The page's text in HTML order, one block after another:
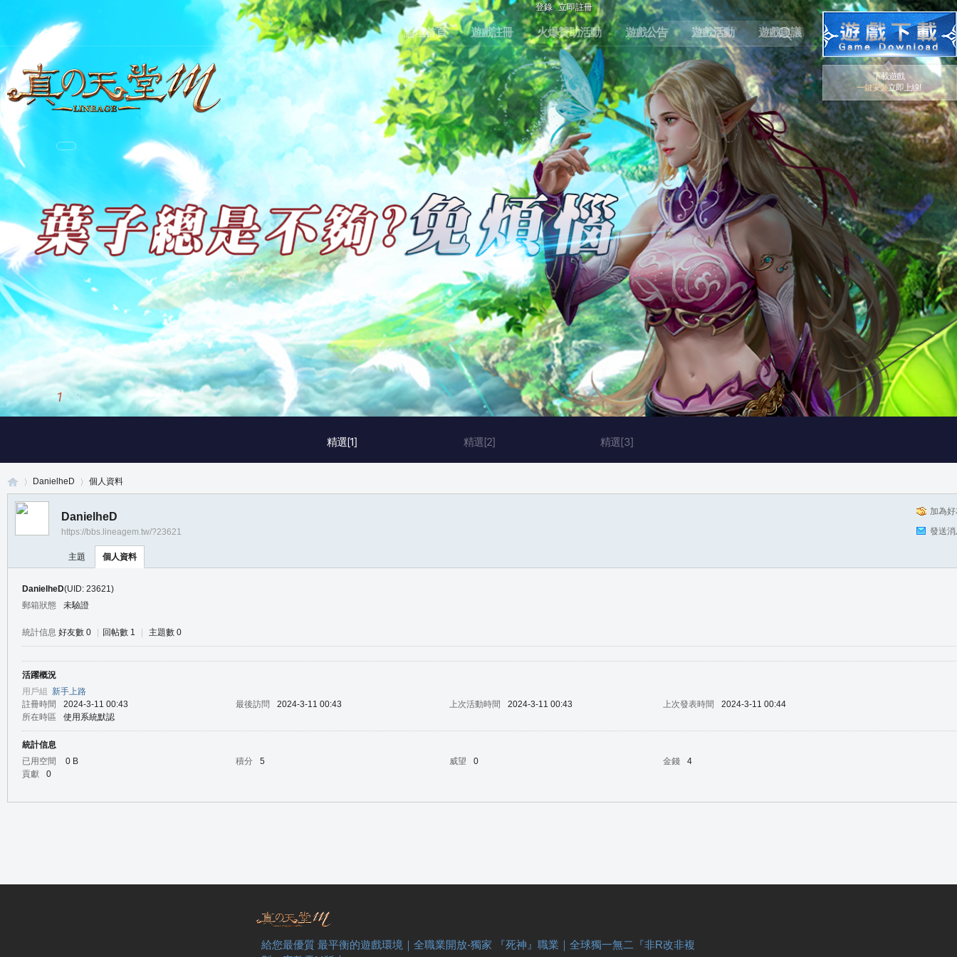
登錄 立即註冊
論壇首頁 遊戲註冊 火爆贊助活動 遊戲公告 遊戲活動 遊戲建議
下載遊戲
一鍵安裝立即上線!
精選[1] 精選[2] 精選[3]
1 / 3
DanielheD 個人資料
加為
發送
DanielheD
https://bbs.lineagem.tw/?23621
主題 個人資料
DanielheD(UID: 23621)
郵箱狀態
未驗證
統計信息 好友數 0 回帖數 1 主題數 0
活躍概況
用戶組 新手上路
註冊時間
2024-3-11 00:43 最後訪問 2024-3-11 00:43 上次活動時間 2024-3-11 00:43 上次發表時間
2024-3-11 00:44
所在時區
使用系統默認
統計信息
已用空間
0 B 積分 5 威望 0 金錢
4
貢獻
0
給您最優質 最平衡的遊戲環境｜全職業開放-獨家 『死神』職業｜全球獨一無二『非R改非複